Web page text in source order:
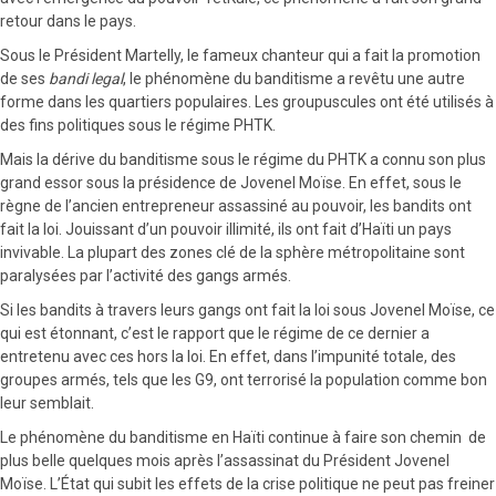
retour dans le pays.
Sous le Président Martelly, le fameux chanteur qui a fait la promotion
de ses bandi legal, le phénomène du banditisme a revêtu une autre
forme dans les quartiers populaires. Les groupuscules ont été utilisés à
des fins politiques sous le régime PHTK.
Mais la dérive du banditisme sous le régime du PHTK a connu son plus
grand essor sous la présidence de Jovenel Moïse. En effet, sous le
règne de l’ancien entrepreneur assassiné au pouvoir, les bandits ont
fait la loi. Jouissant d’un pouvoir illimité, ils ont fait d’Haïti un pays
invivable. La plupart des zones clé de la sphère métropolitaine sont
paralysées par l’activité des gangs armés.
Si les bandits à travers leurs gangs ont fait la loi sous Jovenel Moïse, ce
qui est étonnant, c’est le rapport que le régime de ce dernier a
entretenu avec ces hors la loi. En effet, dans l’impunité totale, des
groupes armés, tels que les G9, ont terrorisé la population comme bon
leur semblait.
Le phénomène du banditisme en Haïti continue à faire son chemin de
plus belle quelques mois après l’assassinat du Président Jovenel
Moïse. L’État qui subit les effets de la crise politique ne peut pas freiner